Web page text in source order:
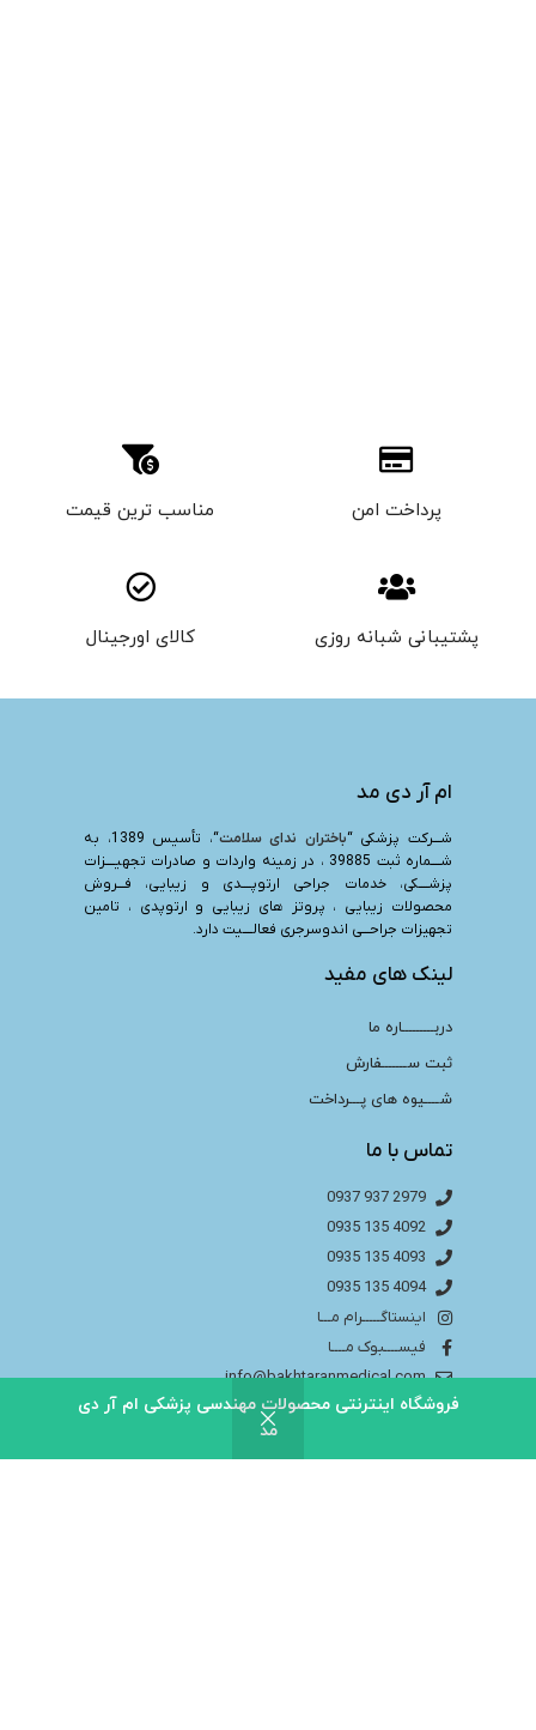
فروشگاه اینترنتی محصولات مهندسی پزشکی ام آر دی
مد
پرداخت امن مناسب ترین قیمت
پشتیبانی شبانه روزی کالای اورجینال
ام آر دی مد
شـــرکت پزشکی “باختران ندای سلامت
“، تأسیس 1389، به
شــــماره ثبت 39885 ، در زمینه واردات و صادرات تجهیــــزات
پزشــــکی، خدمات جراحی ارتوپــــدی و زیبایی، فـــروش
محصولات زیبایی ، پروتز های زیبایی و ارتوپدی ، تامین
تجهیزات جراحـــی اندوسرجری فعالــــیت دارد.
لینک های مفید
دربـــــــــاره ما
ثبت ســـــــفارش
شــــیوه های پـــرداخت
تماس با ما
2979 937 0937
4092 135 0935
4093 135 0935
4094 135 0935
اینستاگـــــرام مـــا
فیســــبوک مــــا
info@bakhtaranmedical.com